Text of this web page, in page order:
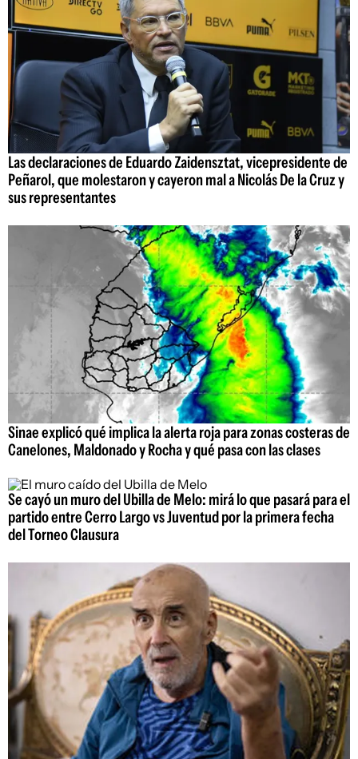
Las declaraciones de Eduardo Zaidensztat, vicepresidente de
Peñarol, que molestaron y cayeron mal a Nicolás De la Cruz y
sus representantes
Sinae explicó qué implica la alerta roja para zonas costeras de
Canelones, Maldonado y Rocha y qué pasa con las clases
Se cayó un muro del Ubilla de Melo: mirá lo que pasará para el
partido entre Cerro Largo vs Juventud por la primera fecha
del Torneo Clausura